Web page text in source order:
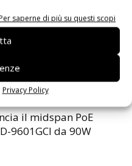
saperne di più su questi scopi
Privacy Policy
3
il midspan PoE
9601GCI da 90W